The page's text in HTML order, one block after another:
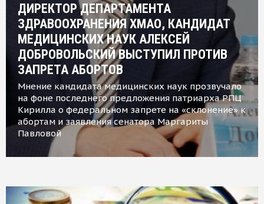
ДИРЕКТОР ДЕПАРТАМЕНТА
ЗДРАВООХРАНЕНИЯ ХМАО, КАНДИДАТ
МЕДИЦИНСКИХ НАУК АЛЕКСЕЙ
ДОБРОВОЛЬСКИЙ ВЫСТУПИЛ ПРОТИВ
ЗАПРЕТА АБОРТОВ
Мнение кандидата медицинских наук прозвучало
на фоне последнего предложения патриарха РПЦ
Кирилла о федеральном запрете на «склонение» к
абортам и заявления сенатора Маргариты
Павловой